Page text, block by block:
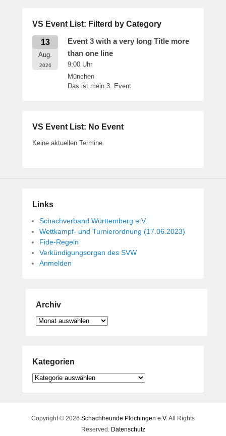
VS Event List: Filterd by Category
13
Aug.
2026
Event 3 with a very long Title more
than one line
9:00 Uhr
München
Das ist mein 3. Event
VS Event List: No Event
Keine aktuellen Termine.
Links
Schachverband Württemberg e.V.
Wettkampf- und Turnierordnung (17.06.2023)
Fide-Regeln
Verkündigungsorgan des SVW
Anmelden
Archiv
Archiv
Kategorien
Kategorien
Copyright © 2026 Schachfreunde Plochingen e.V. All Rights
Reserved. Datenschutz